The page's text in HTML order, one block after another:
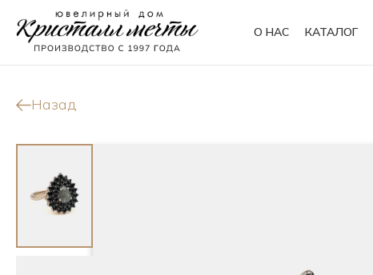
О НАС КАТАЛОГ
Кольца
Колье
Назад